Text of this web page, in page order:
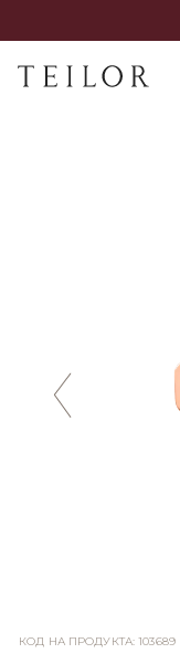
КОД НА ПРОДУКТА:103689